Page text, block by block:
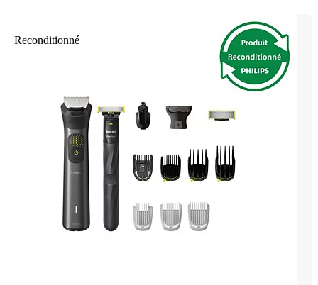
Reconditionné